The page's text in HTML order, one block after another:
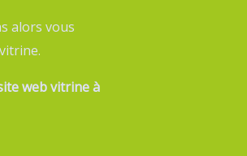
alors vous
web vitrine à